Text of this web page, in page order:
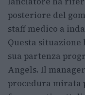
posteriore del
staff medico a
Questa situazione
sua partenza
Angels. Il
procedura mirata